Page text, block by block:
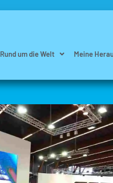
Rund um die Welt Meine